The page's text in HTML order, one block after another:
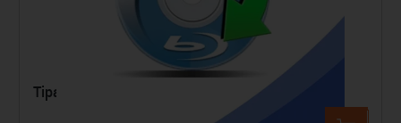
Tipard Blu-ray Converter